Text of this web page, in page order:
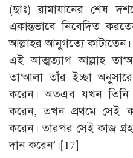
(ছাঃ) রামাযানের শেষ
একান্তভাবে নিবেদিত
আল্লাহর আনুগত্যে
এই আত্মত্যাগ আল্লাহ
তা‘আলা তাঁর ইচ্ছা
করেন। অতএব যখন
করেন, তখন প্রথমে সেই
করেন। তারপর সেই কাজ
দান করেন’।[17]